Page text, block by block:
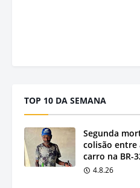
TOP 10 DA SEMANA
Segunda
colisão entre
carro na BR-
4.8.26